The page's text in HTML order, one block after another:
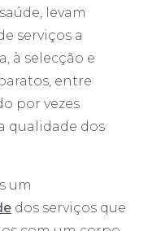
levam
serviços a
à selecção e
entre
por vezes
qualidade dos
um
dos serviços que